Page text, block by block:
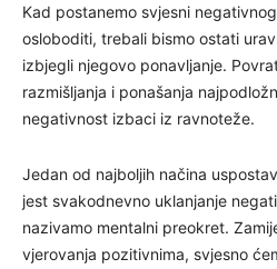
Kad postanemo svjesni
osloboditi, trebali bismo ostati
izbjegli njegovo ponavljanje.
razmišljanja i ponašanja
negativnost izbaci iz ravnoteže.
Jedan od najboljih načina
jest svakodnevno uklanjanje
nazivamo mentalni preokret.
vjerovanja pozitivnima, svjesno